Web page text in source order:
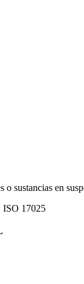
sustancias en
ISO 17025